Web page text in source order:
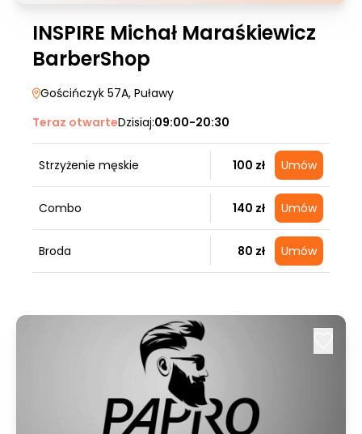
INSPIRE Michał Maraśkiewicz
BarberShop
Gościńczyk 57A, Puławy
Teraz otwarteDzisiaj:09:00-20:30
Strzyżenie męskie 100 zł Umów
Combo 140 zł Umów
Broda 80 zł Umów